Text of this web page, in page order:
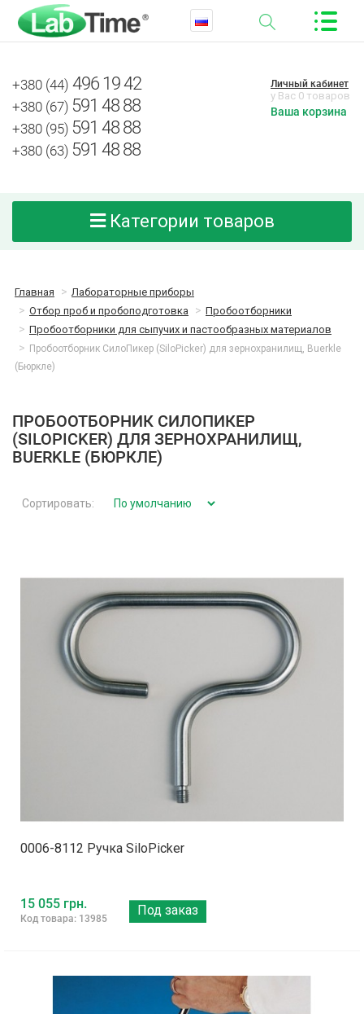
+380 (44) 496 19 42
+380 (67) 591 48 88
+380 (95) 591 48 88
+380 (63) 591 48 88
Личный кабинет
у Вас 0 товаров
Ваша корзина
Категории товаров
Главная
Лабораторные приборы
Отбор проб и пробоподготовка
Пробоотборники
Пробоотборники для сыпучих и пастообразных материалов
Пробоотборник СилоПикер (SiloPicker) для зернохранилищ, Buerkle
(Бюркле)
ПРОБООТБОРНИК СИЛОПИКЕР
(SILOPICKER) ДЛЯ ЗЕРНОХРАНИЛИЩ,
BUERKLE (БЮРКЛЕ)
Сортировать:
0006-8112 Ручка SiloPicker
15 055 грн.
Код товара: 13985
Под заказ